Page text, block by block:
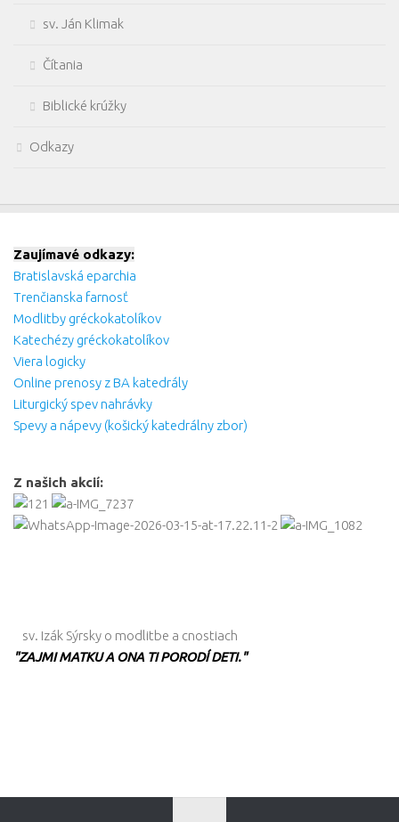
sv. Ján Klimak
Čítania
Biblické krúžky
Odkazy
Zaujímavé odkazy:
Bratislavská eparchia
Trenčianska farnosť
Modlitby gréckokatolíkov
Katechézy gréckokatolíkov
Viera logicky
Online prenosy z BA katedrály
Liturgický spev nahrávky
Spevy a nápevy (košický katedrálny zbor)
Z našich akcií:
sv. Izák Sýrsky o modlitbe a cnostiach
"ZAJMI MATKU A ONA TI PORODÍ DETI."